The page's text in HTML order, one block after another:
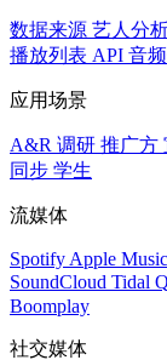
数据来源 艺人分
播放列表 API 音
应用场景
A&R 调研 推广方
同步 学生
流媒体
Spotify Apple Music
SoundCloud Tidal
Boomplay
社交媒体